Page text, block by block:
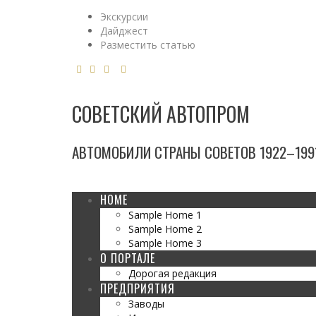
Экскурсии
Дайджест
Разместить статью
СОВЕТСКИЙ АВТОПРОМ
АВТОМОБИЛИ СТРАНЫ СОВЕТОВ
HOME
Sample Home 1
Sample Home 2
Sample Home 3
О ПОРТАЛЕ
Дорогая редакция
ПРЕДПРИЯТИЯ
Заводы